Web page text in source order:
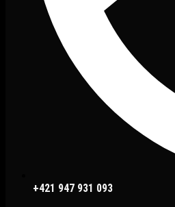
+421 947 931 093